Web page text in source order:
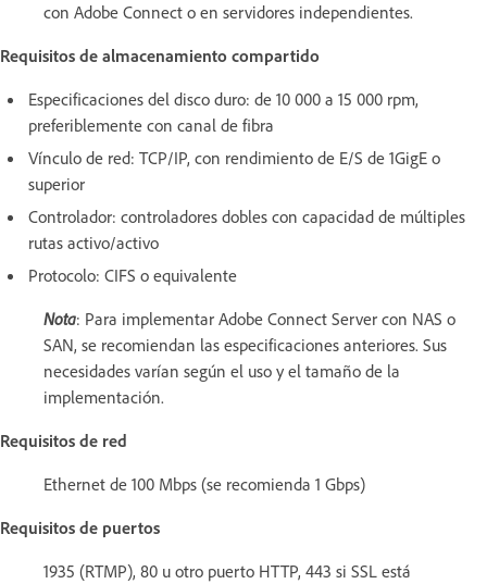
con Adobe Connect o en servidores independientes.
Requisitos de almacenamiento compartido
Especificaciones del disco duro: de 10 000 a 15 000 rpm,
preferiblemente con canal de fibra
Vínculo de red: TCP/IP, con rendimiento de E/S de 1GigE o
superior
Controlador: controladores dobles con capacidad de múltiples
rutas activo/activo
Protocolo: CIFS o equivalente
Nota: Para implementar Adobe Connect Server con NAS o
SAN, se recomiendan las especificaciones anteriores. Sus
necesidades varían según el uso y el tamaño de la
implementación.
Requisitos de red
Ethernet de 100 Mbps (se recomienda 1 Gbps)
Requisitos de puertos
1935 (RTMP), 80 u otro puerto HTTP, 443 si SSL está